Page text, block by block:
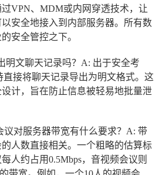
VPN、MDM或内网穿透技术，让
安全地接入到内部服务器。所有数
安全管控之下。
明文聊天记录吗？ A: 出于安全考
直接将聊天记录导出为明文格式。这
计，旨在防止信息被轻易地批量泄
对服务器带宽有什么要求？ A: 带
人数直接相关。一个粗略的估算标
人约占用0.5Mbps，音视频会议则